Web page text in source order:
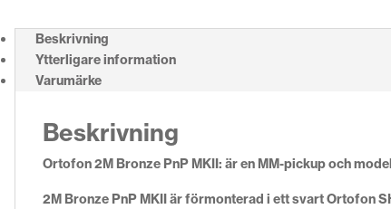
Beskrivning
Ytterligare information
Varumärke
Beskrivning
Ortofon 2M Bronze PnP MKII: är en MM-pickup och
2M Bronze PnP MKII är förmonterad i ett svart Ortofon